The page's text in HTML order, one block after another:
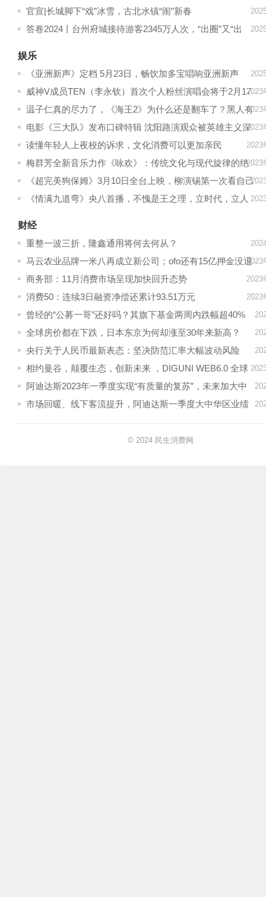
官宣|长城脚下“戏”冰雪，古北水镇“闹”新春
答卷2024丨台州府城接待游客2345万人次，“出圈”又“出
娱乐
《亚洲新声》定档 5月23日，畅饮加多宝唱响亚洲新声
威神V成员TEN（李永钦）首次个人粉丝演唱会将于2月17
日举行！
2023
温子仁真的尽力了，《海王2》为什么还是翻车了？黑人有
很大功劳
2023
电影《三大队》发布口碑特辑 沈阳路演观众被英雄主义深
深振奋
2023
读懂年轻人上夜校的诉求，文化消费可以更加亲民 2023
梅群芳全新音乐力作《咏欢》：传统文化与现代旋律的绝
妙融合
2023
《超完美狗保姆》3月10日全台上映，柳演锡第一次看自己
作品飙泪
《情满九道弯》央八首播，不愧是王之理，立时代，立人
财经
重整一波三折，隆鑫通用将何去何从？
马云农业品牌一米八再成立新公司；ofo还有15亿押金没退2023
商务部：11月消费市场呈现加快回升态势 2023
消费50：连续3日融资净偿还累计93.51万元 2023
曾经的“公募一哥”还好吗？其旗下基金两周内跌幅超40%
全球房价都在下跌，日本东京为何却涨至30年来新高？
央行关于人民币最新表态：坚决防范汇率大幅波动风险
相约曼谷，颠覆生态，创新未来 ，DIGUNI WEB6.0 全球
巡回峰会-曼谷站
阿迪达斯2023年一季度实现“有质量的复苏”，未来加大中
国本土团队自主权
市场回暖、线下客流提升，阿迪达斯一季度大中华区业绩
© 2024 民生消费网